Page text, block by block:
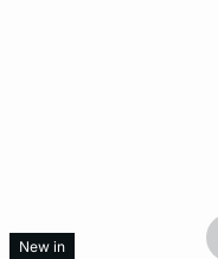
New in